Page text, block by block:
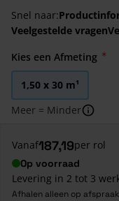
Snel naar:
Veelgestelde vragen
Kies een Afmeting
1,50 x 30 m¹
Meer = Minder
Vanaf187,19per rol
Op voorraad
Levering in 2 tot 3
Afhalen alleen op afspraak